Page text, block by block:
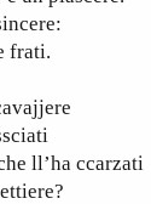
frati.
ll’ha ccarzati